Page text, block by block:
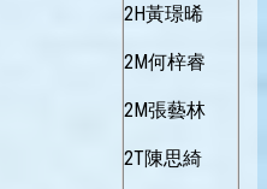
2H黃璟晞
2M何梓睿
2M張藝林
2T陳思綺